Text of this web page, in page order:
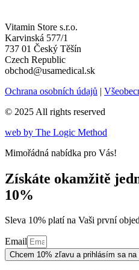
Vitamin Store s.r.o.
Karvinská 577/1
737 01 Český Těšín
Czech Republic
obchod@usamedical.sk
Ochrana osobních údajů |
© 2025 All rights reserved
web by The Logic Method
Mimořádná nabídka pro Vás!
Získáte okamžitě
10%
Sleva 10% platí na Vaši první
Email
Chcem 10% zľavu a prihlásím sa na